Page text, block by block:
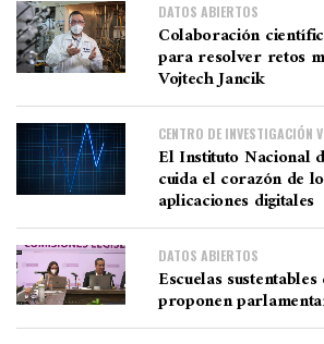
DATOS ABIERTOS
Colaboración
para resolver retos
Vojtech Jancik
CENTRO DE INVESTIGACIÓN
El Instituto Nacional
cuida el corazón de
aplicaciones digitales
DATOS ABIERTOS
Escuelas
proponen